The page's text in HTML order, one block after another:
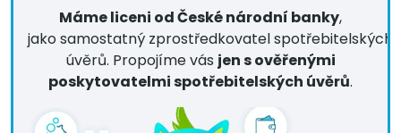
Máme liceni od České národní banky,
jako samostatný zprostředkovatel spotřebitelských
úvěrů. Propojíme vás jen s ověřenými
poskytovatelmi spotřebitelských úvěrů.